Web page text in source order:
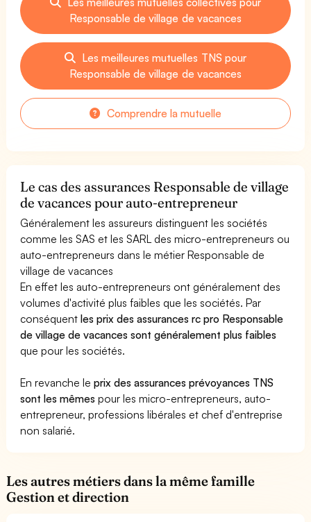
Responsable de village de vacances
Les meilleures mutuelles TNS pour
Responsable de village de vacances
Comprendre la mutuelle
Le cas des assurances Responsable de village
de vacances pour auto-entrepreneur
Généralement les assureurs distinguent les sociétés
comme les SAS et les SARL des micro-entrepreneurs ou
auto-entrepreneurs dans le métier Responsable de
village de vacances
En effet les auto-entrepreneurs ont généralement des
volumes d'activité plus faibles que les sociétés. Par
conséquentles prix des assurances rc pro Responsable
de village de vacances sont généralement plus faibles
que pour les sociétés.
En revanche leprix des assurances prévoyances TNS
sont les mêmes pour les micro-entrepreneurs, auto-
entrepreneur, professions libérales et chef d'entreprise
non salarié.
Les autres métiers dans la même famille
Gestion et direction